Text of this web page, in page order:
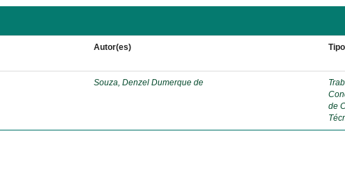
Autor(es) Tipo
Souza, Denzel Dumerque de
de